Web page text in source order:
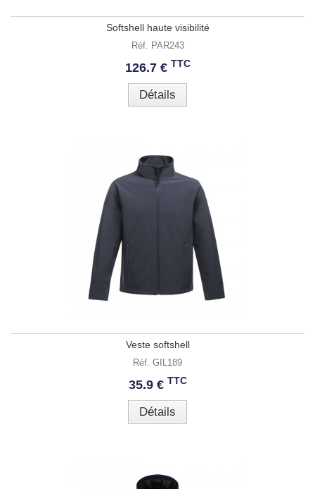
Softshell haute visibilité
Réf. PAR243
126.7 € TTC
Détails
Veste softshell
Réf. GIL189
35.9 € TTC
Détails